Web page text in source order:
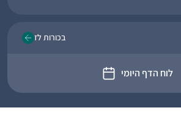
לוח הדף היומי
בכורות לז